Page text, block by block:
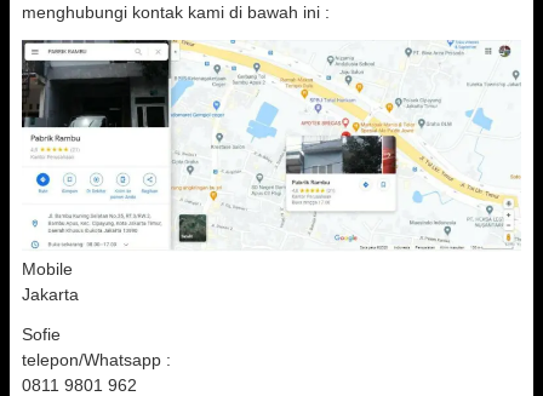
menghubungi kontak kami di bawah ini :
Mobile
Jakarta
Sofie
telepon/Whatsapp :
0811 9801 962